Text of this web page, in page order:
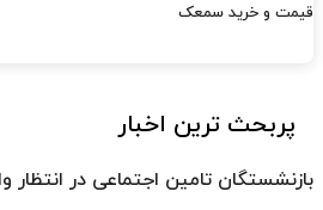
قیمت و خرید سمعک
پربحث ترین اخبار
بازنشستگان تامین اجتماعی در انتظار